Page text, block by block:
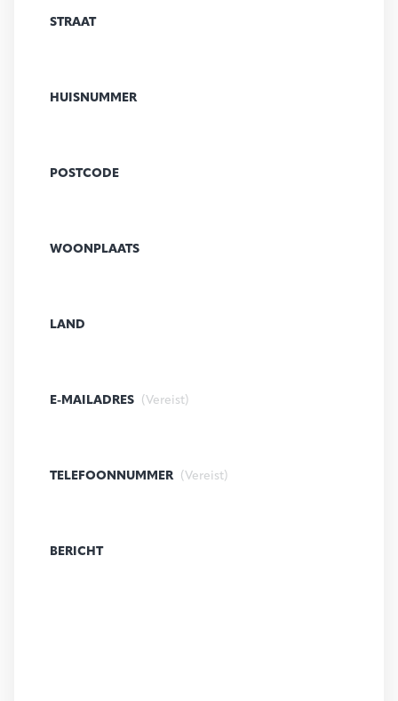
STRAAT
HUISNUMMER
POSTCODE
WOONPLAATS
LAND
E-MAILADRES (Vereist)
TELEFOONNUMMER (Vereist)
BERICHT